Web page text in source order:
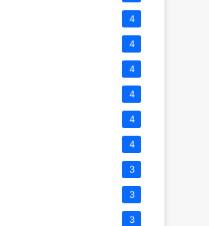
4
4
4
4
4
4
3
3
3